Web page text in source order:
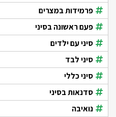
פרמידות במצרים
פעם ראשונה בסיני
סיני עם ילדים
סיני לבד
סיני כללי
סדנאות בסיני
נואיבה